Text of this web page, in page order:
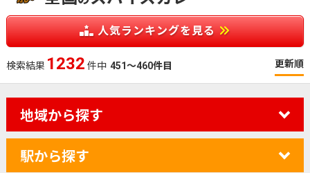
人気ランキングを見る
検索結果 1391 件中 451～460件目 更新順
地域から探す
駅から探す